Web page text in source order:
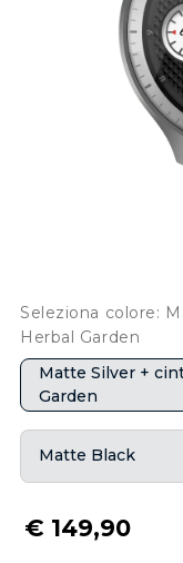
Seleziona colore:
Herbal Garden
Matte Silver +
Garden
Matte Black
€ 149,90